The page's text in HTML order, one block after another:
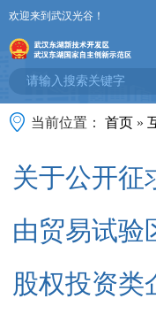
欢迎来到武汉光谷！
当前位置： 首页 »
关于公开征
由贸易试验
股权投资类